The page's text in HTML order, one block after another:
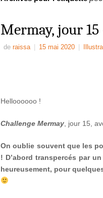
Mermay, jour 15
de raissa 15 mai 2020
Helloooooo !
Challenge Mermay , jour 15,
On oublie souvent que les
! D’abord transpercés par
heureusement, pour